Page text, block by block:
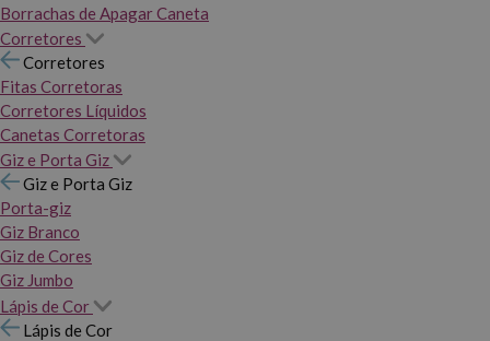
Borrachas de Apagar Caneta
Corretores
Corretores
Fitas Corretoras
Corretores Líquidos
Canetas Corretoras
Giz e Porta Giz
Giz e Porta Giz
Porta-giz
Giz Branco
Giz de Cores
Giz Jumbo
Lápis de Cor
Lápis de Cor